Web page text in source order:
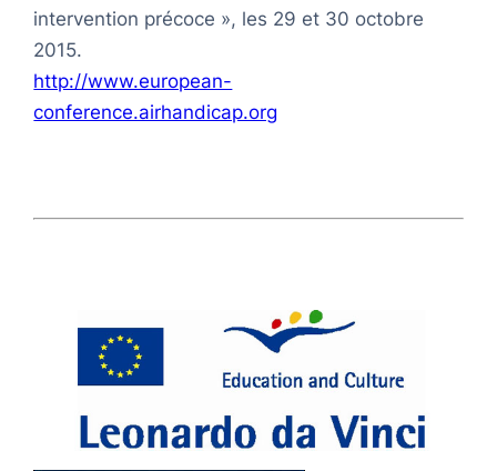
intervention précoce », les 29 et 30 octobre
2015.
http://www.european-
conference.airhandicap.org